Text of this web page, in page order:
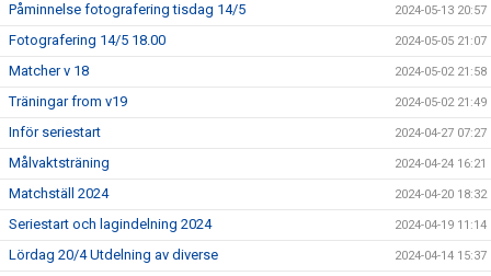
Påminnelse fotografering tisdag 14/5 2024-05-13 20:57
Fotografering 14/5 18.00 2024-05-05 21:07
Matcher v 18 2024-05-02 21:58
Träningar from v19 2024-05-02 21:49
Inför seriestart 2024-04-27 07:27
Målvaktsträning 2024-04-24 16:21
Matchställ 2024 2024-04-20 18:32
Seriestart och lagindelning 2024 2024-04-19 11:14
Lördag 20/4 Utdelning av diverse 2024-04-14 15:37